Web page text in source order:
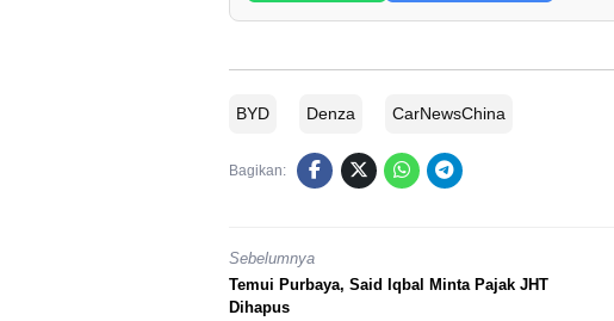
BYD Denza CarNewsChina
Bagikan:
Sebelumnya
Temui Purbaya, Said Iqbal Minta Pajak JHT
Dihapus